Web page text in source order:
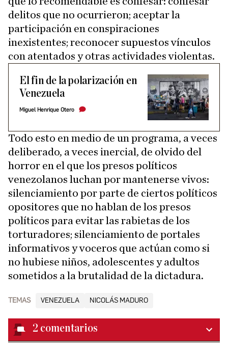
delitos que no ocurrieron; aceptar la
participación en conspiraciones
inexistentes; reconocer supuestos vínculos
con atentados y otras actividades violentas.
El fin de la polarización en
Venezuela
Miguel Henrique Otero
Todo esto en medio de un programa, a veces
deliberado, a veces inercial, de olvido del
horror en el que los presos políticos
venezolanos luchan por mantenerse vivos:
silenciamiento por parte de ciertos políticos
opositores que no hablan de los presos
políticos para evitar las rabietas de los
torturadores; silenciamiento de portales
informativos y voceros que actúan como si
no hubiese niños, adolescentes y adultos
sometidos a la brutalidad de la dictadura.
TEMAS VENEZUELA NICOLÁS MADURO
2 comentarios